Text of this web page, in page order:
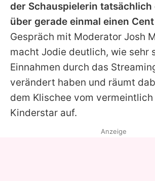
Impressum
Utiq verwalten
der Schauspielerin tatsächlich
über gerade einmal einen
Gespräch mit Moderator Josh
macht Jodie deutlich, wie sehr
Einnahmen durch das
verändert haben und räumt
dem Klischee vom
Kinderstar auf.
Anzeige